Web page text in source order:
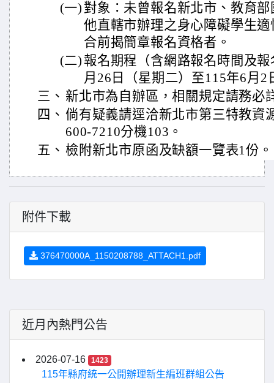
(一) 對象：未曾報名新北市、教育
他直轄市辦理之身心障礙學生
合前揭簡章報名資格者。
(二) 報名期程（含網路報名時間及
月26日（星期二）至115年6月2
三、 新北市為自辦區，相關規定請務必
四、 倘有疑義請逕洽新北市第三特教資
600-7210分機103。
五、 檢附新北市原函及缺額一覽表1份。
附件下載
376470000A_1150208788_ATTACH1.pdf
近月內熱門公告
2026-07-16 1423
115年縣府統一公開辦理新生編班群組公告